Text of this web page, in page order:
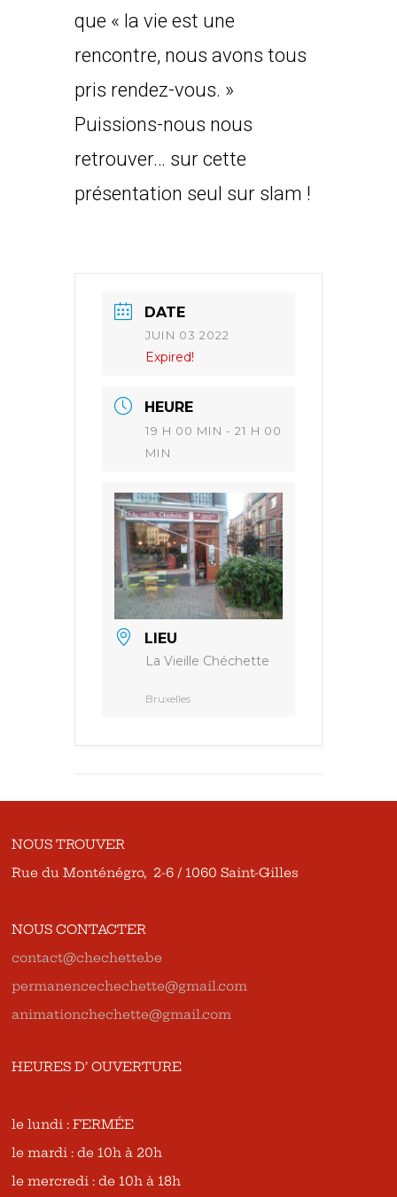
que « la vie est une
rencontre, nous avons tous
pris rendez-vous. »
Puissions-nous nous
retrouver… sur cette
présentation seul sur slam !
DATE
JUIN 03 2022
Expired!
HEURE
19 H 00 MIN - 21 H 00
MIN
LIEU
La Vieille Chéchette
Bruxelles
NOUS TROUVER
Rue du Monténégro, 2-6 / 1060 Saint-Gilles
NOUS CONTACTER
contact@chechette.be
permanencechechette@gmail.com
animationchechette@gmail.com
HEURES D’ OUVERTURE
le lundi : FERMÉE
le mardi : de 10h à 20h
le mercredi : de 10h à 18h